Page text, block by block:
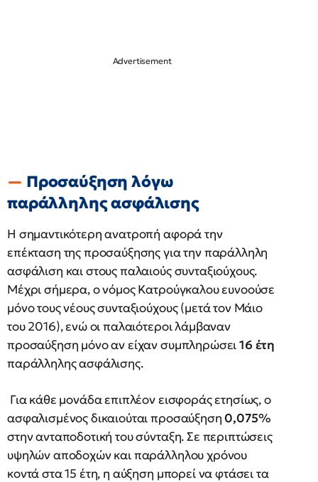
Προσαύξηση λόγω
παράλληλης ασφάλισης
Η σημαντικότερη ανατροπή αφορά την
επέκταση της προσαύξησης για την παράλληλη
ασφάλιση και στους παλαιούς συνταξιούχους.
Μέχρι σήμερα, ο νόμος Κατρούγκαλου ευνοούσε
μόνο τους νέους συνταξιούχους (μετά τον Μάιο
του 2016), ενώ οι παλαιότεροι λάμβαναν
προσαύξηση μόνο αν είχαν συμπληρώσει16 έτη
παράλληλης ασφάλισης.
Για κάθε μονάδα επιπλέον εισφοράς ετησίως, ο
ασφαλισμένος δικαιούται προσαύξηση0,075%
στην ανταποδοτική του σύνταξη. Σε περιπτώσεις
υψηλών αποδοχών και παράλληλου χρόνου
κοντά στα 15 έτη, η αύξηση μπορεί να φτάσει τα